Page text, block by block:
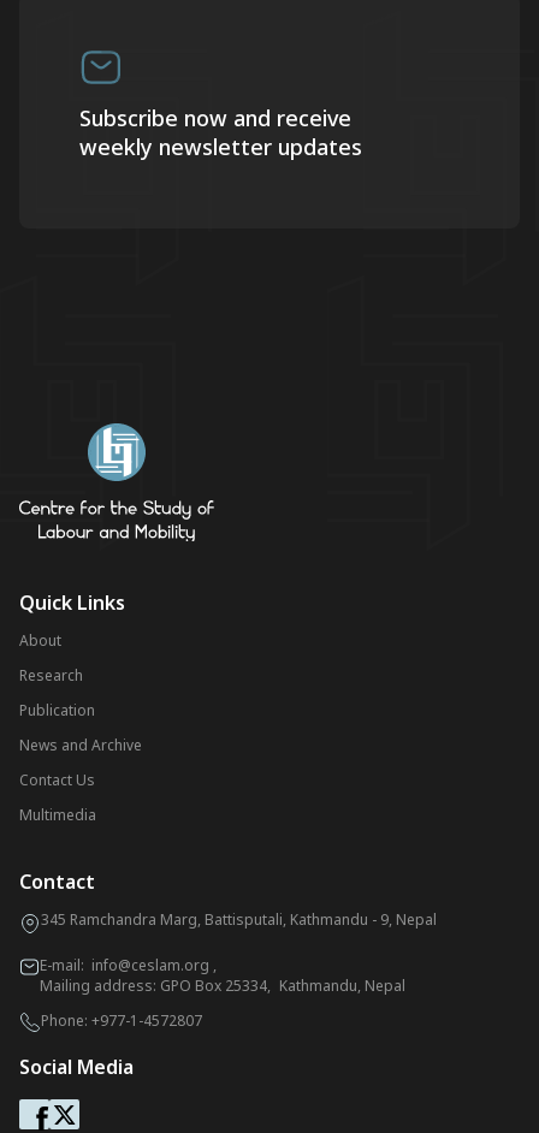
Subscribe now and receive
weekly newsletter updates
Quick Links
About
Research
Publication
News and Archive
Contact Us
Multimedia
Contact
345 Ramchandra Marg, Battisputali, Kathmandu - 9, Nepal
E-mail: info@ceslam.org ,
Mailing address: GPO Box 25334, Kathmandu, Nepal
Phone: +977-1-4572807
Social Media